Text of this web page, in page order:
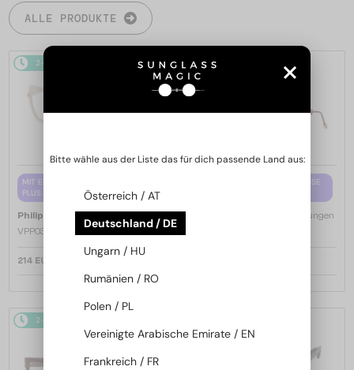
ALLE PRODUKTE
2-4 WERKTAGE
MIT EINER EINSTÄRKENGLASLINSE
PLUS 65 EUR
Philipp Plein —
VPP036S ICON - 0579 - 54
214 EUR
2-4 WERKTAGE
MIT EINER EINSTÄRKENGLASLINSE
Brillenfassungen
2-4 WERKTAGE
Bitte wähle aus der Liste das für dich passende Land aus:
Österreich / AT
Deutschland / DE
Ungarn / HU
Rumänien / RO
Polen / PL
Vereinigte Arabische Emirate / EN
Frankreich / FR